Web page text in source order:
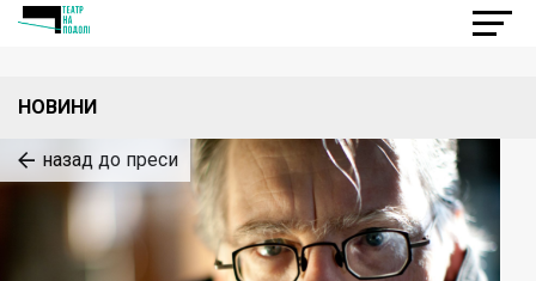
НОВИНИ
назад до преси